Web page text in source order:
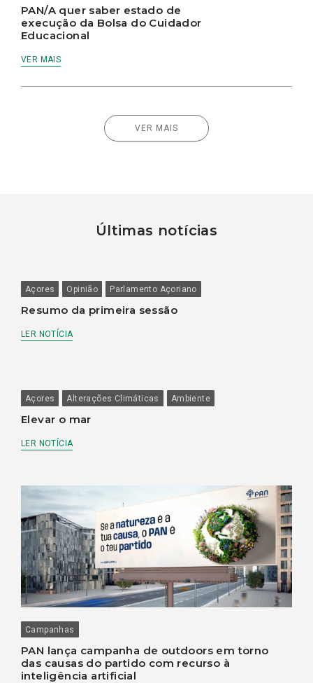
PAN/A quer saber estado de
execução da Bolsa do Cuidador
Educacional
VER MAIS
VER MAIS
Últimas notícias
Açores Opinião Parlamento Açoriano
Resumo da primeira sessão
LER NOTÍCIA
Açores Alterações Climáticas Ambiente
Elevar o mar
LER NOTÍCIA
Campanhas
PAN lança campanha de outdoors em torno
das causas do partido com recurso à
inteligência artificial